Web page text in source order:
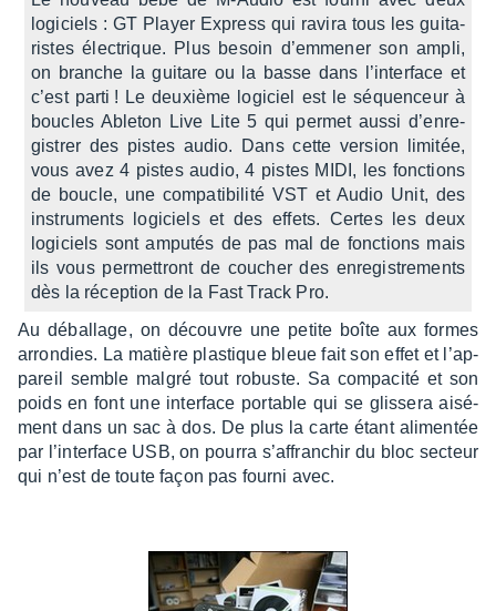
logi­ciels : GT Player Express qui ravira tous les guita­
ristes élec­trique. Plus besoin d’em­me­ner son ampli,
on branche la guitare ou la basse dans l’in­ter­face et
c’est parti ! Le deuxième logi­ciel est le séquen­ceur à
boucles Able­ton Live Lite 5 qui permet aussi d’en­re­
gis­trer des pistes audio. Dans cette version limi­tée,
vous avez 4 pistes audio, 4 pistes MIDI, les fonc­tions
de boucle, une compa­ti­bi­lité VST et Audio Unit, des
instru­ments logi­ciels et des effets. Certes les deux
logi­ciels sont ampu­tés de pas mal de fonc­tions mais
ils vous permet­tront de coucher des enre­gis­tre­ments
dès la récep­tion de la Fast Track Pro.
Au débal­lage, on découvre une petite boîte aux formes
arron­dies. La matière plas­tique bleue fait son effet et l’ap­
pa­reil semble malgré tout robuste. Sa compa­cité et son
poids en font une inter­face portable qui se glis­sera aisé­
ment dans un sac à dos. De plus la carte étant alimen­tée
par l’in­ter­face USB, on pourra s’af­fran­chir du bloc secteur
qui n’est de toute façon pas fourni avec.